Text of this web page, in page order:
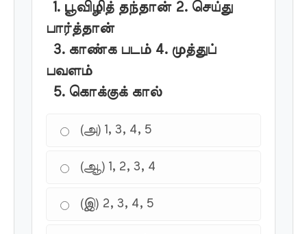
1. பூவிழித் தந்தான் 2. செய்து
பார்த்தான்
3. காண்க படம் 4. முத்துப்
பவளம்
5. கொக்குக் கால்
(அ) 1, 3, 4, 5
(ஆ) 1, 2, 3, 4
(இ) 2, 3, 4, 5